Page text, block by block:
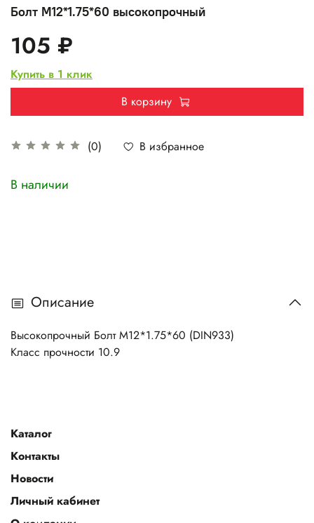
Болт M12*1.75*60 высокопрочный
(0) В избранное
В наличии
105 ₽
Купить в 1 клик
В корзину
Описание
Высокопрочный Болт M12*1.75*60 (DIN933)
Класс прочности 10.9
Каталог
Контакты
Новости
Личный кабинет